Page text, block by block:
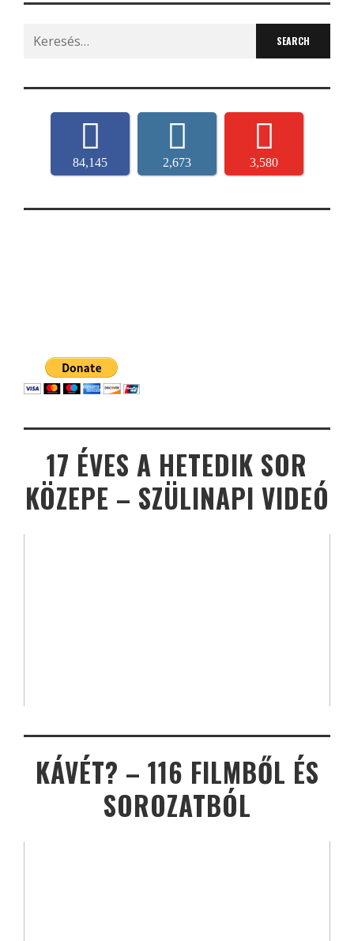
Search
for:
84,145 2,673 3,580
17 ÉVES A HETEDIK SOR
KÖZEPE – SZÜLINAPI VIDEÓ
KÁVÉT? – 116 FILMBŐL ÉS
SOROZATBÓL